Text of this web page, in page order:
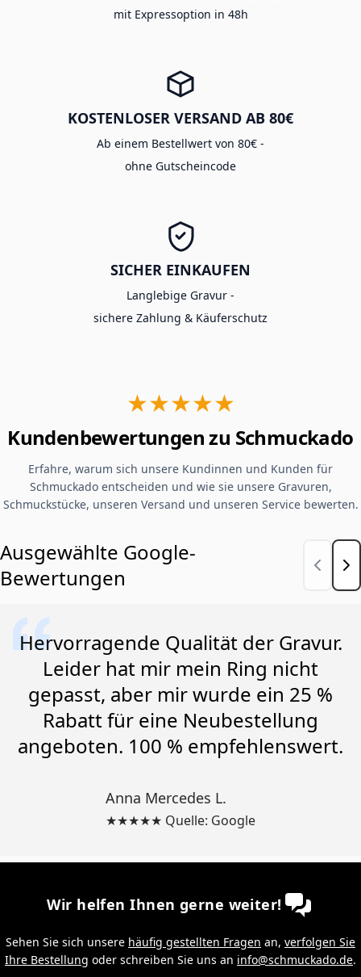
mit Expressoption in 48h
KOSTENLOSER VERSAND AB 80€
Ab einem Bestellwert von 80€ -
ohne Gutscheincode
SICHER EINKAUFEN
Langlebige Gravur -
sichere Zahlung & Käuferschutz
★★★★★
Kundenbewertungen zu Schmuckado
Erfahre, warum sich unsere Kundinnen und Kunden für
Schmuckado entscheiden und wie sie unsere Gravuren,
Schmuckstücke, unseren Versand und unseren Service bewerten.
Ausgewählte Google-
Bewertungen
Hervorragende Qualität der Gravur.
Leider hat mir mein Ring nicht
gepasst, aber mir wurde ein 25 %
Rabatt für eine Neubestellung
angeboten. 100 % empfehlenswert.
Anna Mercedes L.
★★★★★ Quelle: Google
Wir helfen Ihnen gerne weiter!
Sehen Sie sich unsere häufig gestellten Fragen an, verfolgen Sie
Ihre Bestellung oder schreiben Sie uns an info@schmuckado.de.